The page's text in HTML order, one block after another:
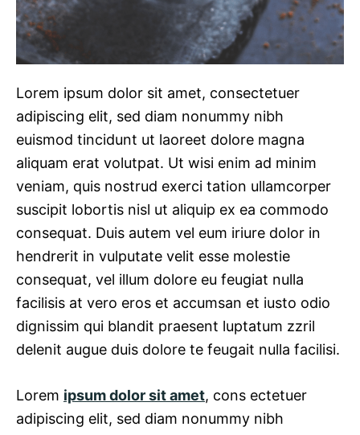
Lorem ipsum dolor sit amet, consectetuer
adipiscing elit, sed diam nonummy nibh
euismod tincidunt ut laoreet dolore magna
aliquam erat volutpat. Ut wisi enim ad minim
veniam, quis nostrud exerci tation ullamcorper
suscipit lobortis nisl ut aliquip ex ea commodo
consequat. Duis autem vel eum iriure dolor in
hendrerit in vulputate velit esse molestie
consequat, vel illum dolore eu feugiat nulla
facilisis at vero eros et accumsan et iusto odio
dignissim qui blandit praesent luptatum zzril
delenit augue duis dolore te feugait nulla facilisi.
Lorem ipsum dolor sit amet, cons ectetuer
adipiscing elit, sed diam nonummy nibh